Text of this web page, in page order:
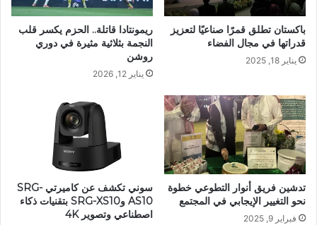
باكستان تطلق قمرًا صناعيًا لتعزيز
قدراتها في مجال الفضاء
يناير 18, 2025
ريمونتادا قاتلة.. الحزم يكسر قلب
النجمة بثلاثية مثيرة في دوري
روشن
يناير 12, 2026
تدشين فريق أنوار التطوعي خطوة
نحو التغيير الإيجابي في المجتمع
فبراير 9, 2025
سوني تكشف عن كاميرتي SRG-
AS10 وSRG-XS10 بتقنيات ذكاء
اصطناعي وتصوير 4K